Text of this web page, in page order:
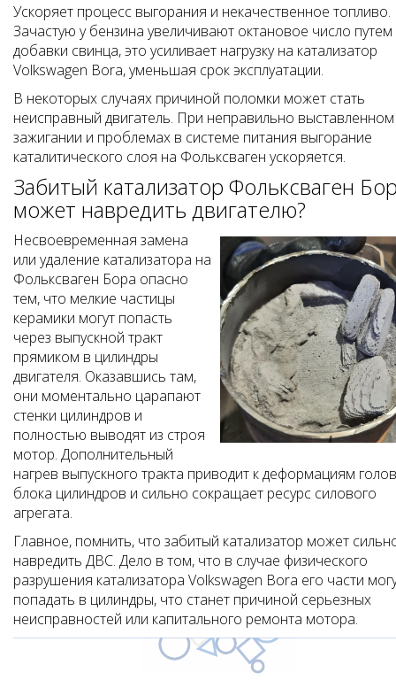
Ускоряет процесс выгорания и некачественное топливо.
Зачастую у бензина увеличивают октановое число путем
добавки свинца, это усиливает нагрузку на катализатор
Volkswagen Bora, уменьшая срок эксплуатации.
В некоторых случаях причиной поломки может стать
неисправный двигатель. При неправильно выставленном
зажигании и проблемах в системе питания выгорание
каталитического слоя на Фольксваген ускоряется.
Забитый катализатор Фольксваген
может навредить двигателю?
Несвоевременная замена
или удаление катализатора на
Фольксваген Бора опасно
тем, что мелкие частицы
керамики могут попасть
через выпускной тракт
прямиком в цилиндры
двигателя. Оказавшись там,
они моментально царапают
стенки цилиндров и
полностью выводят из строя
мотор. Дополнительный
нагрев выпускного тракта приводит к деформациям
блока цилиндров и сильно сокращает ресурс силового
агрегата.
Главное, помнить, что забитый катализатор может
навредить ДВС. Дело в том, что в случае физического
разрушения катализатора Volkswagen Bora его части
попадать в цилиндры, что станет причиной серьезных
неисправностей или капитального ремонта мотора.